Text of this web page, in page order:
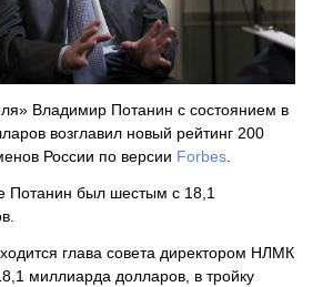
Владимир Потанин с состоянием в
возглавил новый рейтинг 200
России по версии Forbes.
Потанин был шестым с 18,1
глава совета директором НЛМК
миллиарда долларов, в тройку